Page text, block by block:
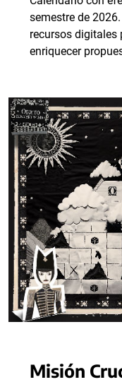
semestre de
recursos digitales
enriquecer
Misión